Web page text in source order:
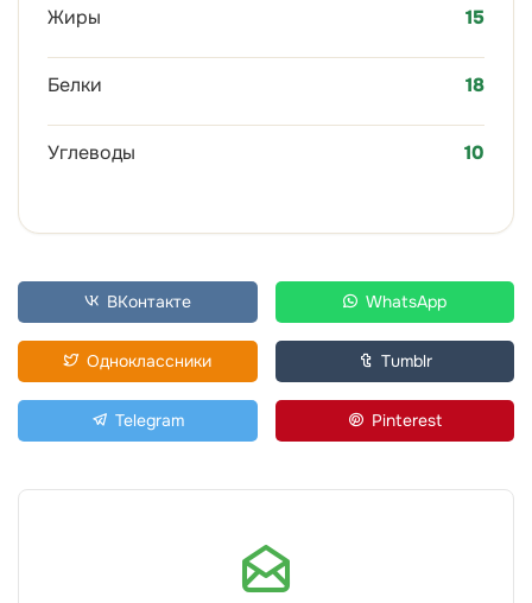
Жиры 15
Белки 18
Углеводы 10
ВКонтакте WhatsApp
Одноклассники Tumblr
Telegram Pinterest